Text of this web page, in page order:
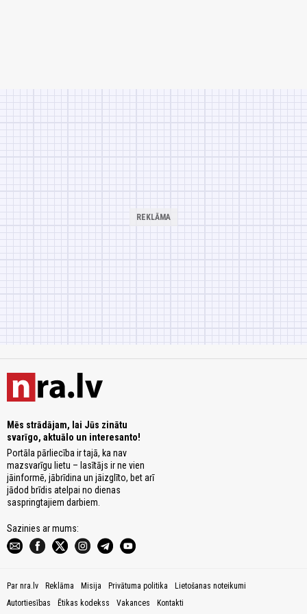
Mēs strādājam, lai Jūs zinātu
svarīgo, aktuālo un interesanto!
Portāla pārliecība ir tajā, ka nav
mazsvarīgu lietu – lasītājs ir ne vien
jāinformē, jābrīdina un jāizglīto, bet arī
jādod brīdis atelpai no dienas
saspringtajiem darbiem.
Sazinies ar mums:
Par nra.lv Reklāma Misija Privātuma politika
Lietošanas noteikumi
Autortiesības
Ētikas kodekss Vakances Kontakti